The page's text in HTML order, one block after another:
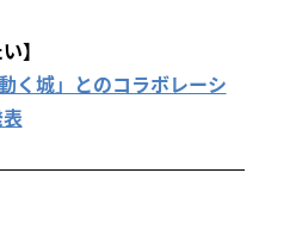
】
く城」とのコラボレーシ